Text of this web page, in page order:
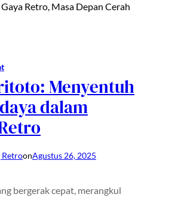
Retro, Masa Depan Cerah
Menyentuh
dalam
RetroonAgustus 26, 2025
bergerak cepat, merangkul